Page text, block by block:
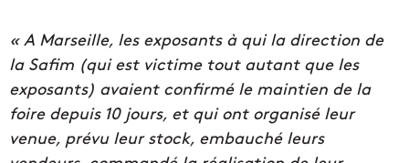
« A Marseille, les exposants à qui la direction de
la Safim (qui est victime tout autant que les
exposants) avaient confirmé le maintien de la
foire depuis 10 jours, et qui ont organisé leur
venue, prévu leur stock, embauché leurs